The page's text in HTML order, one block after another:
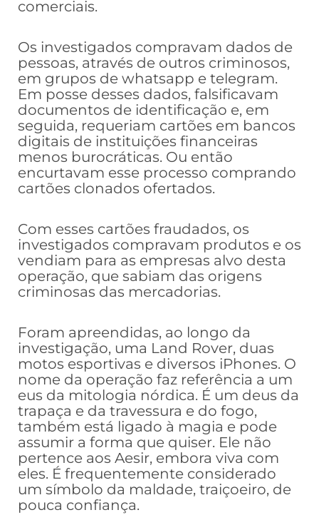
comerciais.
Os investigados compravam dados de
pessoas, através de outros criminosos,
em grupos de whatsapp e telegram.
Em posse desses dados, falsificavam
documentos de identificação e, em
seguida, requeriam cartões em bancos
digitais de instituições financeiras
menos burocráticas. Ou então
encurtavam esse processo comprando
cartões clonados ofertados.
Com esses cartões fraudados, os
investigados compravam produtos e os
vendiam para as empresas alvo desta
operação, que sabiam das origens
criminosas das mercadorias.
Foram apreendidas, ao longo da
investigação, uma Land Rover, duas
motos esportivas e diversos iPhones. O
nome da operação faz referência a um
eus da mitologia nórdica. É um deus da
trapaça e da travessura e do fogo,
também está ligado à magia e pode
assumir a forma que quiser. Ele não
pertence aos Aesir, embora viva com
eles. É frequentemente considerado
um símbolo da maldade, traiçoeiro, de
pouca confiança.